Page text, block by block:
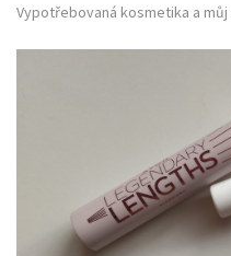
Vypotřebovaná kosmetika a můj